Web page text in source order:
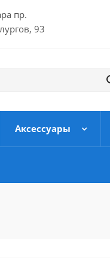
пр.
93
Аксессуары